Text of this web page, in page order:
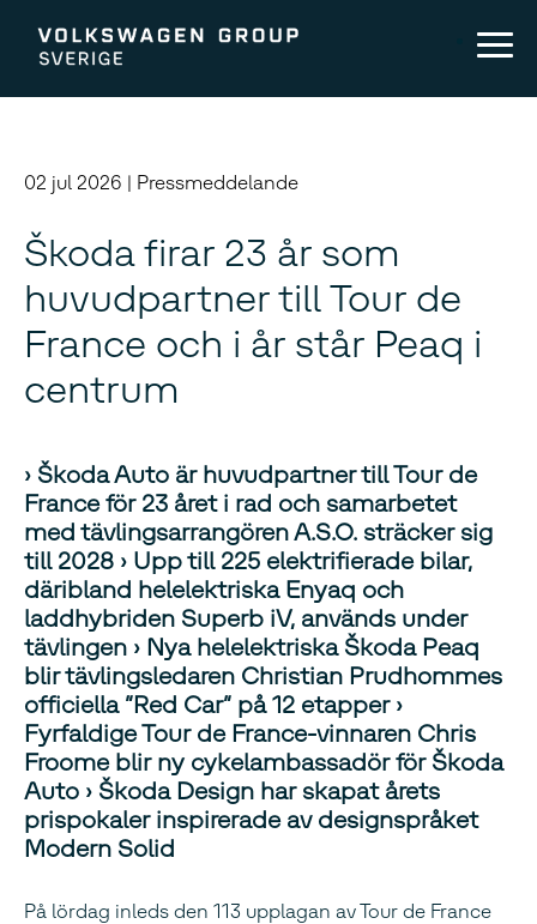
02 jul 2026 | Pressmeddelande
Škoda firar 23 år som
huvudpartner till Tour de
France och i år står Peaq i
centrum
› Škoda Auto är huvudpartner till Tour de
France för 23 året i rad och samarbetet
med tävlingsarrangören A.S.O. sträcker sig
till 2028 › Upp till 225 elektrifierade bilar,
däribland helelektriska Enyaq och
laddhybriden Superb iV, används under
tävlingen › Nya helelektriska Škoda Peaq
blir tävlingsledaren Christian Prudhommes
officiella ”Red Car” på 12 etapper ›
Fyrfaldige Tour de France-vinnaren Chris
Froome blir ny cykelambassadör för Škoda
Auto › Škoda Design har skapat årets
prispokaler inspirerade av designspråket
Modern Solid
På lördag inleds den 113 upplagan av Tour de France